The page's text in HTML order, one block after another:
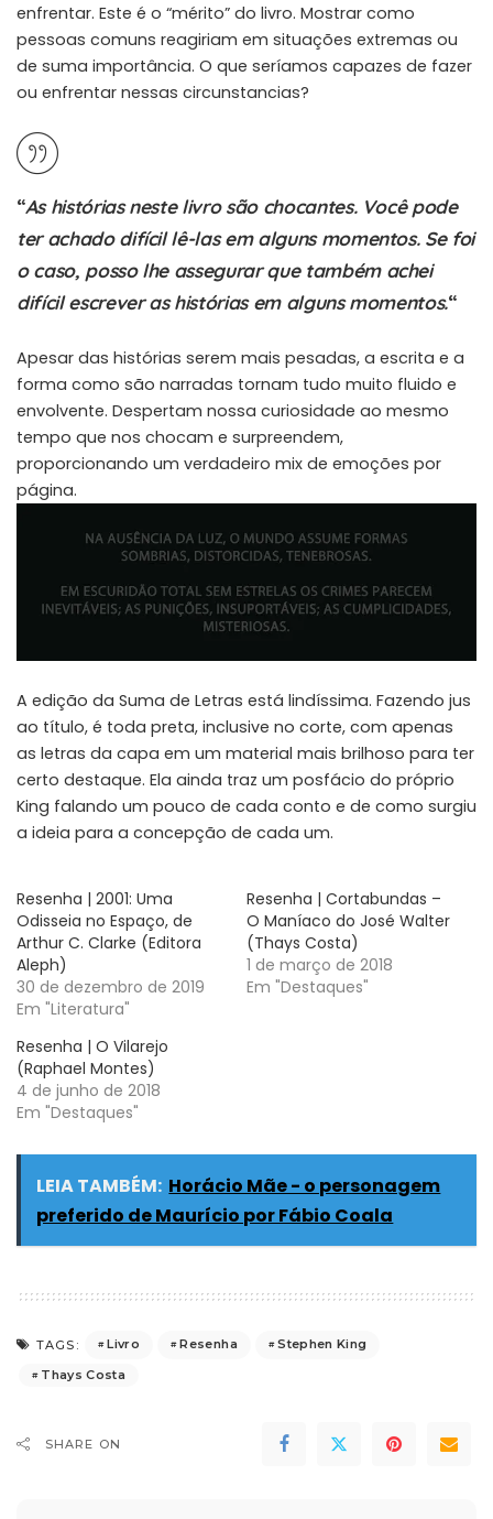
enfrentar. Este é o “mérito” do livro. Mostrar como
pessoas comuns reagiriam em situações extremas ou
de suma importância. O que seríamos capazes de fazer
ou enfrentar nessas circunstancias?
“As histórias neste livro são chocantes. Você pode
ter achado difícil lê-las em alguns momentos. Se foi
o caso, posso lhe assegurar que também achei
difícil escrever as histórias em alguns momentos.“
Apesar das histórias serem mais pesadas, a escrita e a
forma como são narradas tornam tudo muito fluido e
envolvente. Despertam nossa curiosidade ao mesmo
tempo que nos chocam e surpreendem,
proporcionando um verdadeiro mix de emoções por
página.
A edição da Suma de Letras está lindíssima. Fazendo jus
ao título, é toda preta, inclusive no corte, com apenas
as letras da capa em um material mais brilhoso para ter
certo destaque. Ela ainda traz um posfácio do próprio
King falando um pouco de cada conto e de como surgiu
a ideia para a concepção de cada um.
Resenha | 2001: Uma
Odisseia no Espaço, de
Arthur C. Clarke (Editora
Aleph)
30 de dezembro de 2019
Em "Literatura"
Resenha | Cortabundas –
O Maníaco do José Walter
(Thays Costa)
1 de março de 2018
Em "Destaques"
Resenha | O Vilarejo
(Raphael Montes)
4 de junho de 2018
Em "Destaques"
LEIA TAMBÉM: Horácio Mãe - o personagem
preferido de Maurício por Fábio Coala
TAGS: Livro Resenha
Stephen King
Thays Costa
SHARE ON